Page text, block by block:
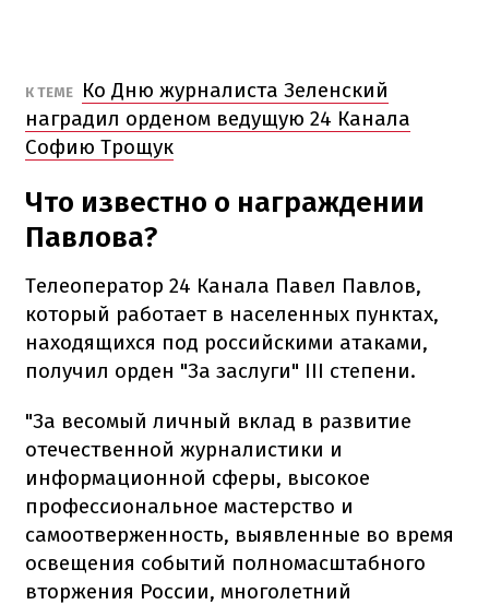
К ТЕМЕ
Ко Дню журналиста Зеленский
наградил орденом ведущую 24 Канала
Софию Трощук
Что известно о награждении
Павлова?
Телеоператор 24 Канала Павел Павлов,
который работает в населенных пунктах,
находящихся под российскими атаками,
получил орден "За заслуги" III степени.
"За весомый личный вклад в развитие
отечественной журналистики и
информационной сферы, высокое
профессиональное мастерство и
самоотверженность, выявленные во время
освещения событий полномасштабного
вторжения России, многолетний